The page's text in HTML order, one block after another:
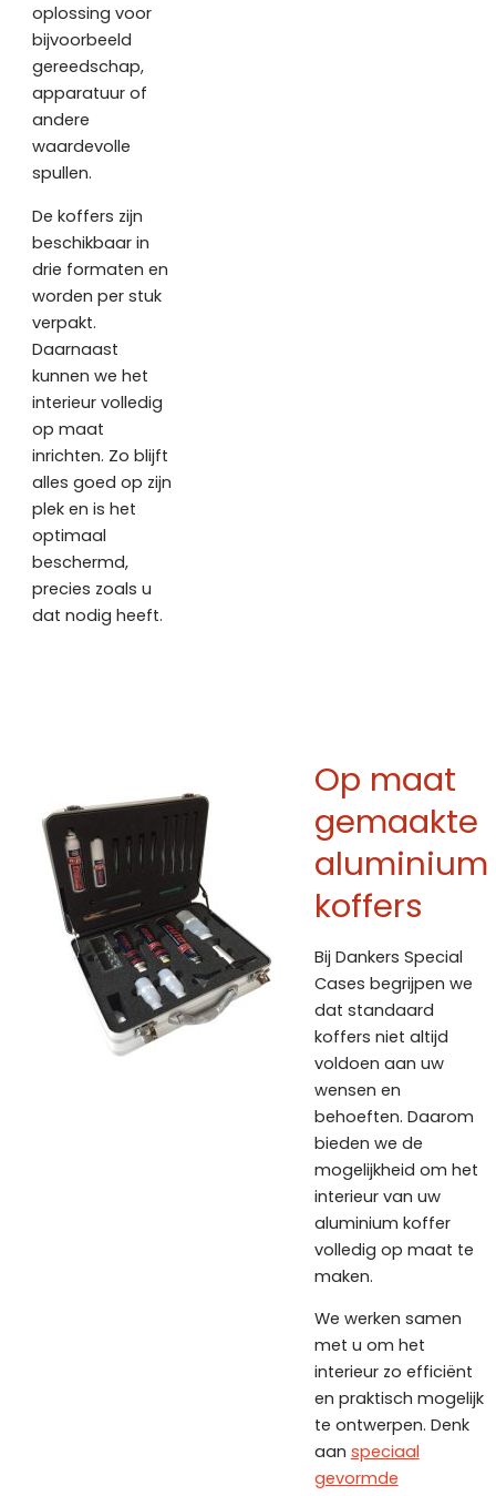
oplossing voor
bijvoorbeeld
gereedschap,
apparatuur of
andere
waardevolle
spullen.
De koffers zijn
beschikbaar in
drie formaten en
worden per stuk
verpakt.
Daarnaast
kunnen we het
interieur volledig
op maat
inrichten. Zo blijft
alles goed op zijn
plek en is het
optimaal
beschermd,
precies zoals u
dat nodig heeft.
Op maat
gemaakte
aluminium
koffers
Bij Dankers Special
Cases begrijpen we
dat standaard
koffers niet altijd
voldoen aan uw
wensen en
behoeften. Daarom
bieden we de
mogelijkheid om het
interieur van uw
aluminium koffer
volledig op maat te
maken.
We werken samen
met u om het
interieur zo efficiënt
en praktisch mogelijk
te ontwerpen. Denk
aan speciaal
gevormde